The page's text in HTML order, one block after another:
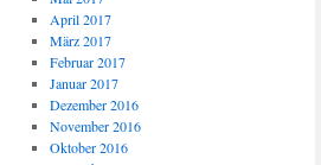
April 2017
März 2017
Februar 2017
Januar 2017
Dezember 2016
November 2016
Oktober 2016